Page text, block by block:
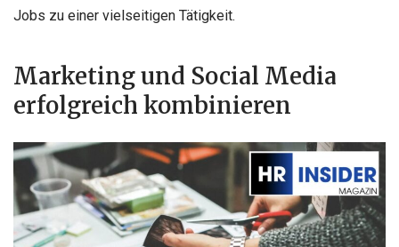
Jobs zu einer vielseitigen Tätigkeit.
Marketing und Social Media
erfolgreich kombinieren